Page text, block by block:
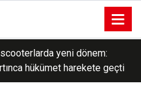
yeni dönem:
hükümet harekete geçti